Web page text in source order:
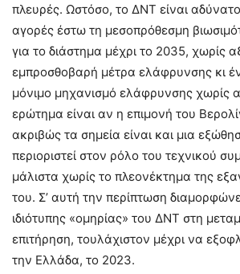
πλευρές. Ωστόσο, το ΔΝΤ είναι αδύνατο
αγορές έστω τη μεσοπρόθεσμη
για το διάστημα μέχρι το 2035, χωρίς
εμπροσθοβαρή μέτρα ελάφρυνσης κι
μόνιμο μηχανισμό ελάφρυνσης χωρίς
ερώτημα είναι αν η επιμονή του
ακριβώς τα σημεία είναι και μια
περιοριστεί στον ρόλο του τεχνικού
μάλιστα χωρίς το πλεονέκτημα της
του. Σ’ αυτή την περίπτωση
ιδιότυπης «ομηρίας» του ΔΝΤ στη
επιτήρηση, τουλάχιστον μέχρι να
την Ελλάδα, το 2023.